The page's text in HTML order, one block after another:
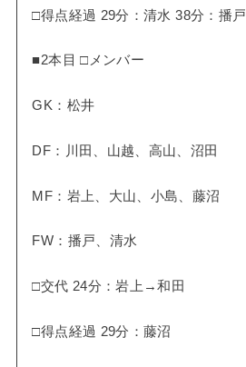
□得点経過 29分：清水 38分：播戸
■2本目 □メンバー
GK：松井
DF：川田、山越、高山、沼田
MF：岩上、大山、小島、藤沼
FW：播戸、清水
□交代 24分：岩上→和田
□得点経過 29分：藤沼